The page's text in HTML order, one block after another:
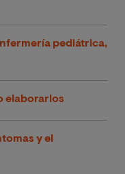
pediátrica,
elaborarlos
y el